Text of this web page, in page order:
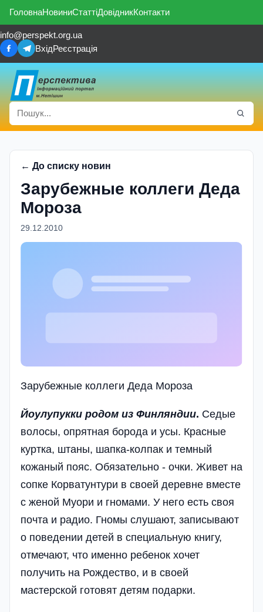
ГоловнаНовиниСтаттіДовідникКонтакти
info@perspekt.org.ua
ВхідРеєстрація
← До списку новин
Зарубежные коллеги Деда
Мороза
29.12.2010
Зарубежные коллеги Деда Мороза
Йоулупукки родом из Финляндии. Седые
волосы, опрятная борода и усы. Красные
куртка, штаны, шапка-колпак и темный
кожаный пояс. Обязательно - очки. Живет на
сопке Корватунтури в своей деревне вместе
с женой Муори и гномами. У него есть своя
почта и радио. Гномы слушают, записывают
о поведении детей в специальную книгу,
отмечают, что именно ребенок хочет
получить на Рождество, и в своей
мастерской готовят детям подарки.